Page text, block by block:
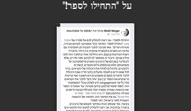
פרופסור מוטי נייגר
על "התחילו לספר!"